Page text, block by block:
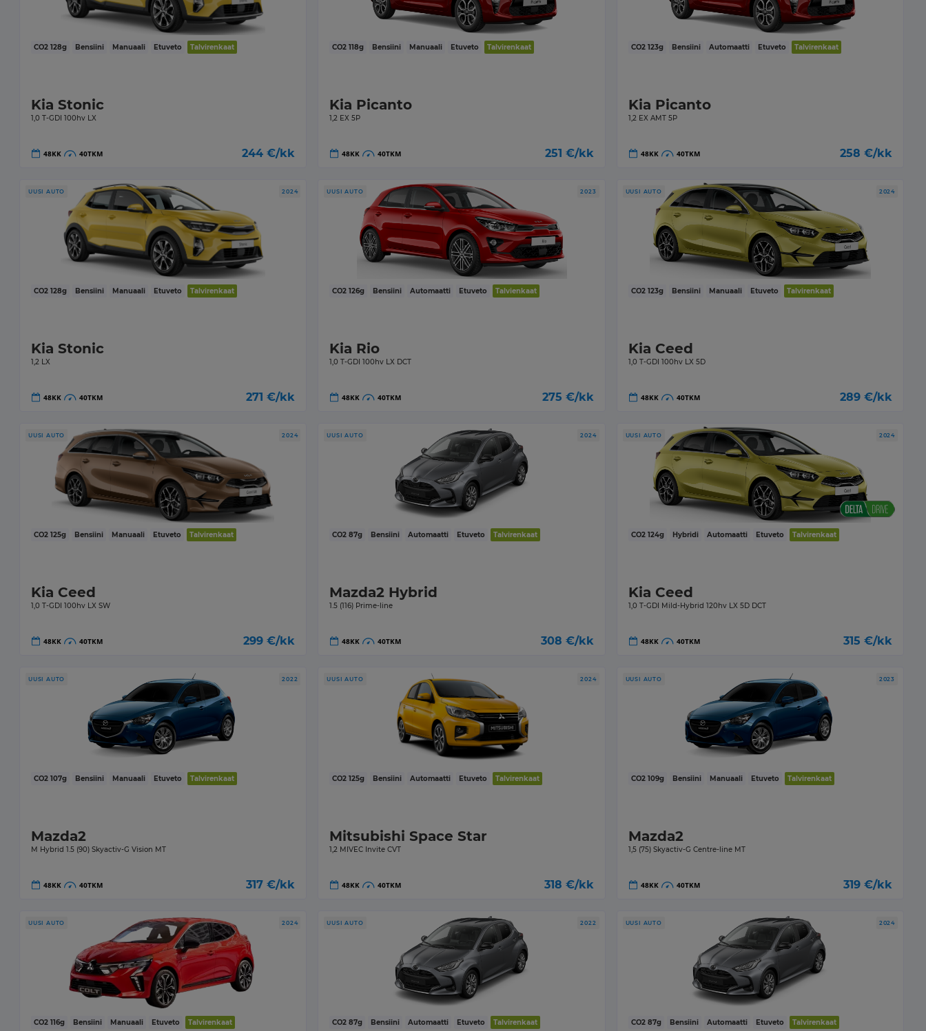
CO2 128g Bensiini Manuaali Etuveto Talvirenkaat
Kia Stonic
1,0 T-GDI 100hv LX
48KK 40TKM 244 €/kk
CO2118g Bensiini Manuaali Etuveto Talvirenkaat
Kia Picanto
1,2 EX 5P
48KK 40TKM 251 €/kk
CO2 123g Bensiini Automaatti Etuveto Talvirenkaat
Kia Picanto
1,2 EX AMT 5P
48KK 40TKM 258 €/kk
CO2 128g Bensiini Manuaali Etuveto Talvirenkaat
Kia Stonic
1,2 LX
48KK 40TKM 271 €/kk
UUSI AUTO 2024
CO2126g Bensiini Automaatti Etuveto Talvienkaat
Kia Rio
1,0 T-GDI 100hv LX DCT
48KK 40TKM 275 €/kk
UUSI AUTO 2023
CO2 123g Bensiini Manuaali Etuveto Talvirenkaat
Kia Ceed
1,0 T-GDI 100hv LX 5D
48KK 40TKM 289€/kk
UUSI AUTO 2024
CO2 125g Bensiini Manuaali Etuveto Talvirenkaat
Kia Ceed
1,0 T-GDI 100hv LX SW
48KK 40TKM 299 €/kk
UUSI AUTO 2024
CO287g Bensiini Automaatti Etuveto Talvirenkaat
Mazda2 Hybrid
1.5 (116) Prime-line
48KK 40TKM 308 €/kk
UUSI AUTO 2024
CO2 124g Hybridi Automaatti Etuveto Talvirenkaat
Kia Ceed
1,0 T-GDI Mild-Hybrid 120hv LX 5D DCT
48KK 40TKM 315 €/kk
UUSI AUTO 2024
CO2 107g Bensiini Manuaali Etuveto Talvirenkaat
Mazda2
M Hybrid 1.5 (90) Skyactiv-G Vision MT
48KK 40TKM 317 €/kk
UUSI AUTO 2022
CO2125g Bensiini Automaatti Etuveto Talvirenkaat
Mitsubishi Space Star
1,2 MIVEC Invite CVT
48KK 40TKM 318 €/kk
UUSI AUTO 2024
CO2 109g Bensiini Manuaali Etuveto Talvirenkaat
Mazda2
1,5 (75) Skyactiv-G Centre-line MT
48KK 40TKM 319€/kk
UUSI AUTO 2023
CO2 116g Bensiini Manuaali Etuveto Talvirenkaat
UUSI AUTO 2024
CO287g Bensiini Automaatti Etuveto Talvirenkaat
UUSI AUTO 2022
CO2 87g Bensiini Automaatti Etuveto Talvirenkaat
UUSI AUTO 2024